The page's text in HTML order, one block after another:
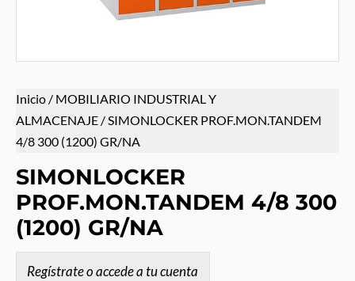
Inicio / MOBILIARIO INDUSTRIAL Y
ALMACENAJE / SIMONLOCKER PROF.MON.TANDEM
4/8 300 (1200) GR/NA
SIMONLOCKER
PROF.MON.TANDEM 4/8 300
(1200) GR/NA
Regístrate o accede a tu cuenta